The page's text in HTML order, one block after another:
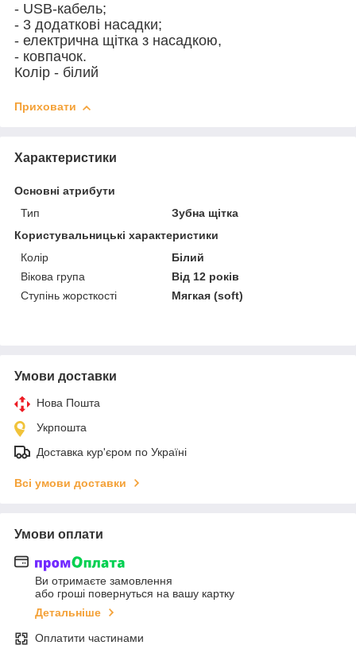
- USB-кабель;
- 3 додаткові насадки;
- електрична щітка з насадкою,
- ковпачок.
Колір - білий
Приховати
Характеристики
Основні атрибути
Тип
Зубна щітка
Користувальницькі характеристики
Колір
Білий
Вікова група
Від 12 років
Ступінь жорсткості
Мягкая (soft)
Умови доставки
Нова Пошта
Укрпошта
Доставка кур'єром по Україні
Всі умови доставки
Умови оплати
Ви отримаєте замовлення
або гроші повернуться на вашу картку
Детальніше
Оплатити частинами